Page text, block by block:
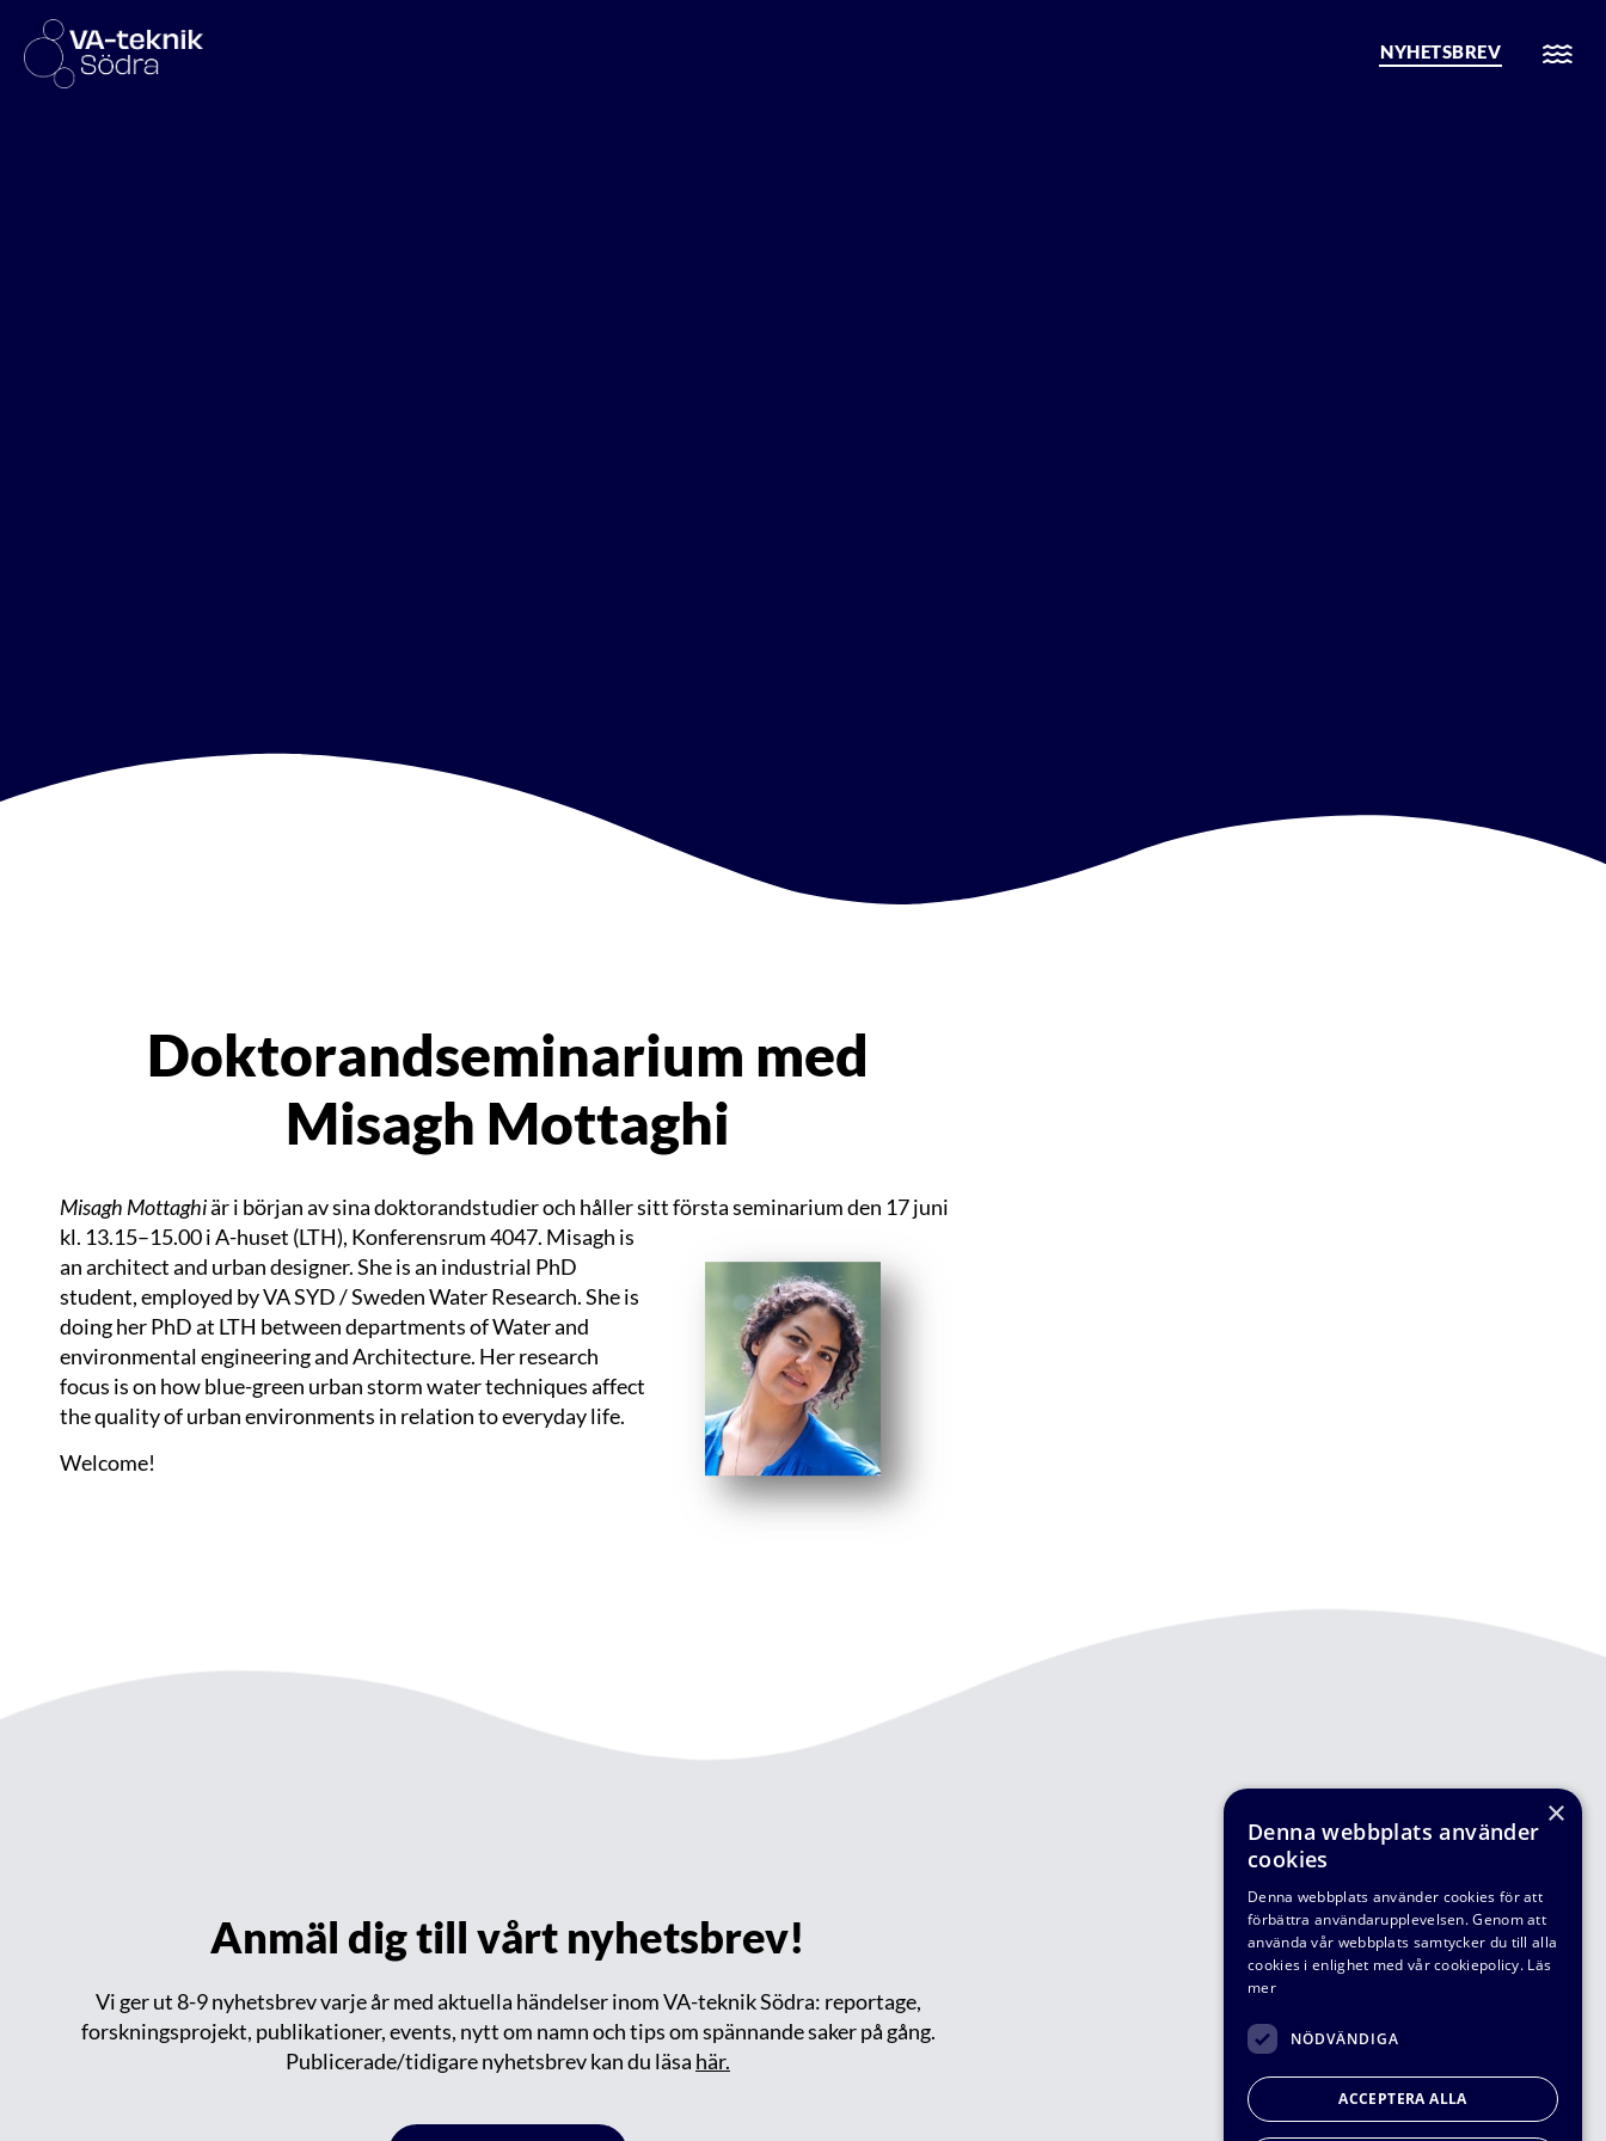
NYHETSBREV
Doktorandseminarium med
Misagh Mottaghi
Misagh Mottaghiär i början av sina doktorandstudier och håller sitt första seminarium den 17 juni
kl. 13.15–15.00 i A-huset (LTH), Konferensrum 4047. Misagh is
an architect and urban designer. She is an industrial PhD
student, employed by VA SYD / Sweden Water Research. She is
doing her PhD at LTH between departments of Water and
environmental engineering and Architecture. Her research
focus is on how blue-green urban storm water techniques affect
the quality of urban environments in relation to everyday life.
Welcome!
Anmäl dig till vårt nyhetsbrev!
Vi ger ut 8-9 nyhetsbrev varje år med aktuella händelser inom VA-teknik Södra: reportage,
forskningsprojekt, publikationer, events, nytt om namn och tips om spännande saker på gång.
Publicerade/tidigare nyhetsbrev kan du läsa här.
×
Denna webbplats använder
cookies
Denna webbplats använder cookies för att
förbättra användarupplevelsen. Genom att
använda vår webbplats samtycker du till alla
cookies i enlighet med vår cookiepolicy. Läs
mer
NÖDVÄNDIGA
ACCEPTERA ALLA